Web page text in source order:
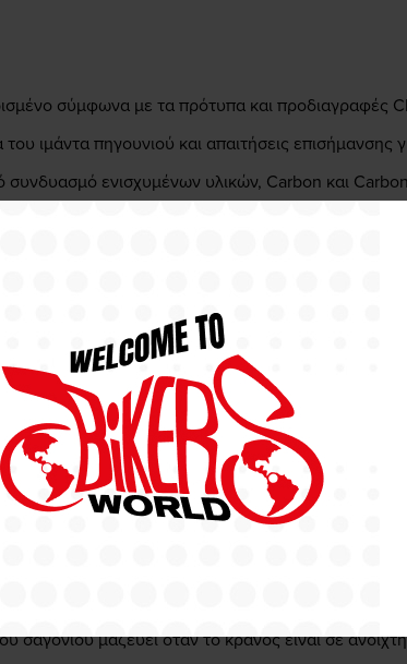
σύμφωνα με τα πρότυπα και προδιαγραφές
του ιμάντα πηγουνιού και απαιτήσεις
ενισχυμένων υλικών, Carbon και
γυαλί ηλίου: Η αντιθαμβωτική
Ο νέος μηχανισμός σας επιτρέπει να το
εσωτερικό με ανανεωμένο design και
παρέχει βελτιωμένη λειτουργία
γυαλιών.3D contour cheek pads.
τις βραδινές ώρες.
τα μάγουλα σε όλα τα μεγέθη για άψογη εφαρμογή.
πιο εύκολα και ασφαλέστερα χάρη στο νέο
σε όρθια θέση όταν θέλετε να
σαγονιού μαζεύει όταν το κράνος είναι σε